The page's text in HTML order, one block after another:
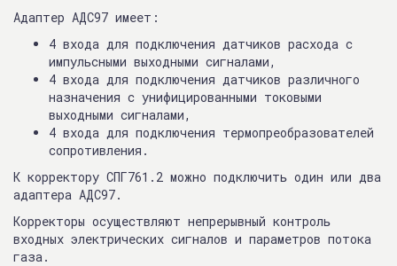
Адаптер АДС97 имеет:
4 входа для подключения датчиков расхода с
импульсными выходными сигналами,
4 входа для подключения датчиков различного
назначения с унифицированными токовыми
выходными сигналами,
4 входа для подключения термопреобразователей
сопротивления.
К корректору СПГ761.2 можно подключить один или два
адаптера АДС97.
Корректоры осуществляют непрерывный контроль
входных электрических сигналов и параметров потока
газа.